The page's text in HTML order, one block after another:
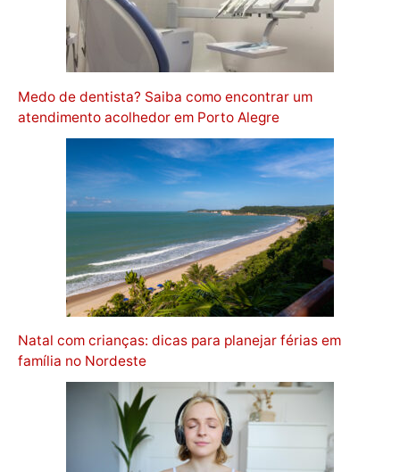
Medo de dentista? Saiba como encontrar um
atendimento acolhedor em Porto Alegre
Natal com crianças: dicas para planejar férias em
família no Nordeste